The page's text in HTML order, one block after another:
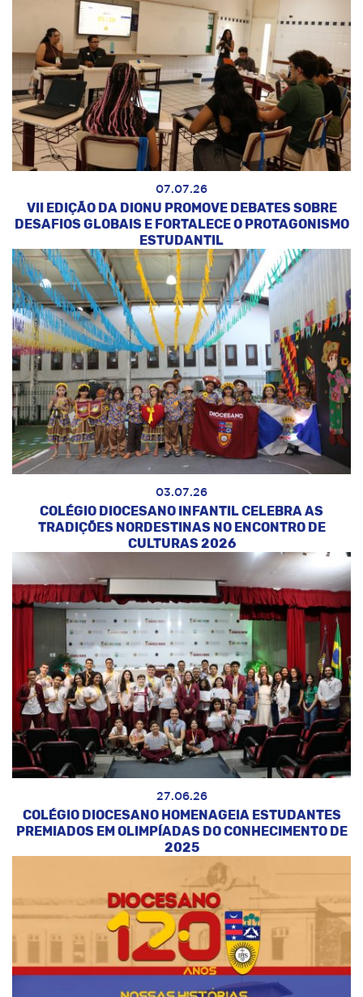
07.07.26
VII EDIÇÃO DA DIONU PROMOVE DEBATES SOBRE
DESAFIOS GLOBAIS E FORTALECE O PROTAGONISMO
ESTUDANTIL
03.07.26
COLÉGIO DIOCESANO INFANTIL CELEBRA AS
TRADIÇÕES NORDESTINAS NO ENCONTRO DE
CULTURAS 2026
27.06.26
COLÉGIO DIOCESANO HOMENAGEIA ESTUDANTES
PREMIADOS EM OLIMPÍADAS DO CONHECIMENTO DE
2025